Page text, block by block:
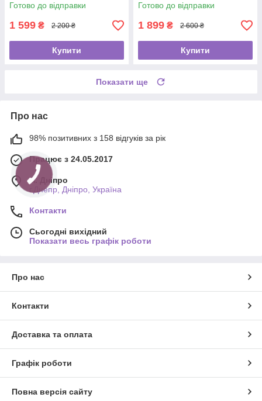
Готово до відправки
1 599 ₴ 2 200 ₴
Купити
Готово до відправки
1 899 ₴ 2 600 ₴
Купити
Показати ще
Про нас
98% позитивних з 158 відгуків за рік
Працює з 24.05.2017
м. Дніпро
г.Днепр, Дніпро, Україна
Контакти
Сьогодні вихідний
Показати весь графік роботи
Про нас
Контакти
Доставка та оплата
Графік роботи
Повна версія сайту